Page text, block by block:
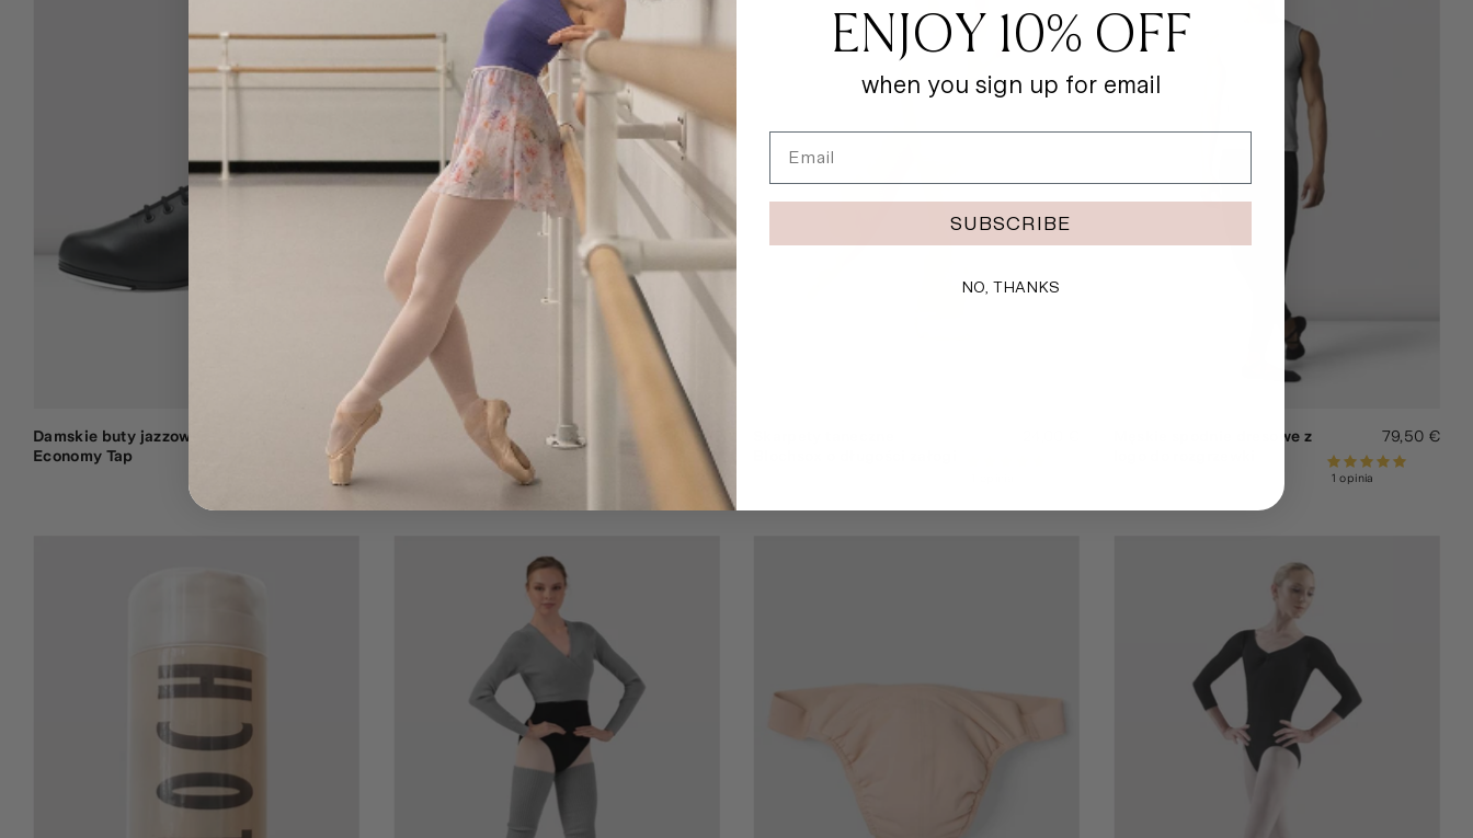
Damskie buty jazzowe
Economy Tap
46,50 € Torba na buty Pointe 11,50 €
3 opinie
Męskie spodnie dresowe z
79,50 €
1 opinia
ENJOY 10% OFF
when you sign up for email
SUBSCRIBE
NO, THANKS